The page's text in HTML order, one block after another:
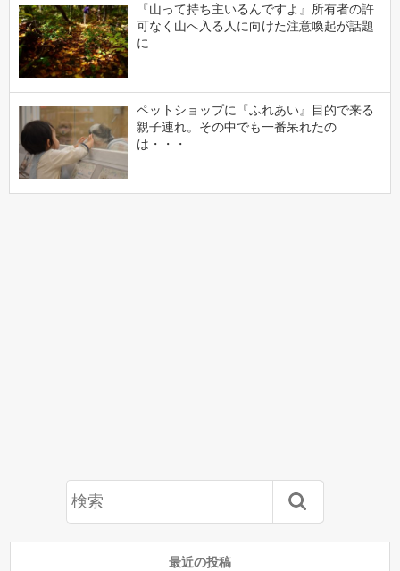
『山って持ち主いるんですよ』所有者の許
可なく山へ入る人に向けた注意喚起が話題
に
ペットショップに『ふれあい』目的で来る
親子連れ。その中でも一番呆れたの
は・・・
最近の投稿